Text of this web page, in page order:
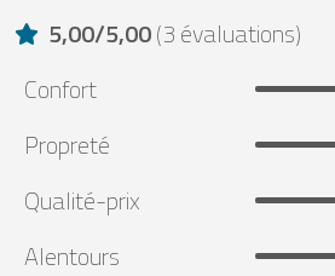
5,00/5,00(3 évaluations)
Confort
Propreté
Qualité-prix
Alentours